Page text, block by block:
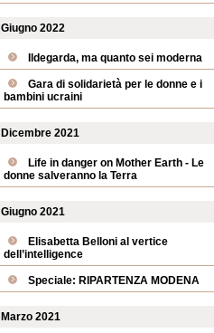
Giugno 2022
Ildegarda, ma quanto sei moderna
Gara di solidarietà per le donne e i
bambini ucraini
Dicembre 2021
Life in danger on Mother Earth - Le
donne salveranno la Terra
Giugno 2021
Elisabetta Belloni al vertice
dell’intelligence
Speciale: RIPARTENZA MODENA
Marzo 2021